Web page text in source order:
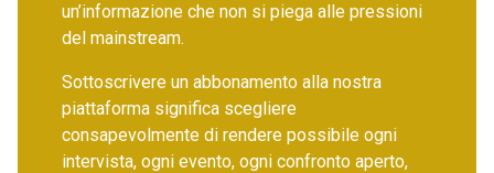
un’informazione che non si piega alle pressioni
del mainstream.
Sottoscrivere un abbonamento alla nostra
piattaforma significa scegliere
consapevolmente di rendere possibile ogni
intervista, ogni evento, ogni confronto aperto,